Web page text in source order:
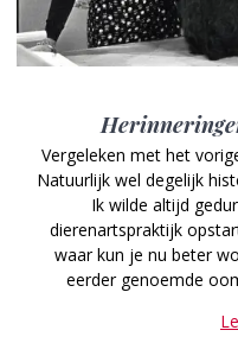
Vergeleken met het
Natuurlijk wel degelijk
Ik wilde altijd
dierenartspraktijk
waar kun je nu beter
eerder genoemde